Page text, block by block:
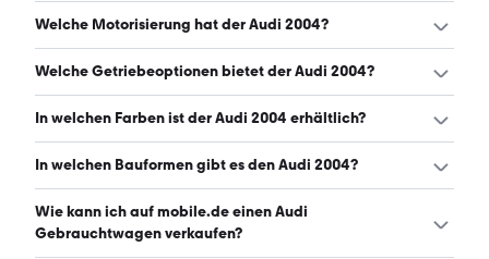
Es gibt insgesamt 1.132 Audi bei mobile.de, davon 1.132
Welche Motorisierung hat der Audi 2004?
Der Audi 2004 hat Leistungen zwischen 101 und 334 PS.
Welche Getriebeoptionen bietet der Audi 2004?
Der Audi 2004 ist mit manuellem und automatischem
In welchen Farben ist der Audi 2004 erhältlich?
Den Audi 2004 gibt es in folgenden Farben: silber,
weiß und lila. Die häufigste Farbe ist silber. (Stand:
9.8.2026)
In welchen Bauformen gibt es den Audi 2004?
Den Audi 2004 gibt es in folgenden Bauformen:
Limousine, Kombi, Cabrio, Kleinwagen und
Wie kann ich auf mobile.de einen Audi
Gebrauchtwagen verkaufen?